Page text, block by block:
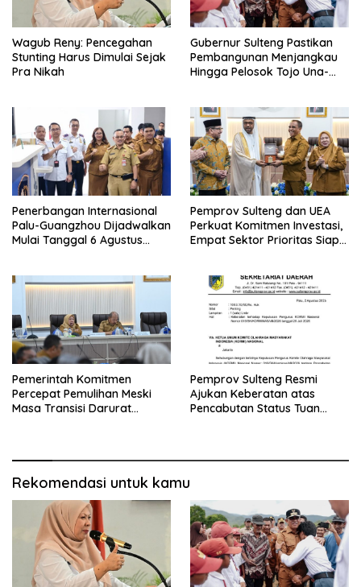
Wagub Reny: Pencegahan
Stunting Harus Dimulai Sejak
Pra Nikah
Gubernur Sulteng Pastikan
Pembangunan Menjangkau
Hingga Pelosok Tojo Una-
Penerbangan Internasional
Palu-Guangzhou Dijadwalkan
Mulai Tanggal 6 Agustus
Pemprov Sulteng dan UEA
Perkuat Komitmen Investasi,
Empat Sektor Prioritas Siap
Pemerintah Komitmen
Percepat Pemulihan Meski
Masa Transisi Darurat
Pemprov Sulteng Resmi
Ajukan Keberatan atas
Pencabutan Status Tuan
Rekomendasi untuk kamu